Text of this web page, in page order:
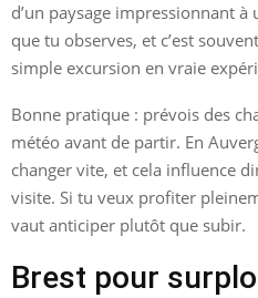
d’un paysage impressionnant
que tu observes, et c’est
simple excursion en vraie
Bonne pratique : prévois des
météo avant de partir. En
changer vite, et cela influence
visite. Si tu veux profiter
vaut anticiper plutôt que subir.
Brest pour